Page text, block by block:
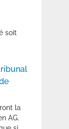
soit
la
AG.